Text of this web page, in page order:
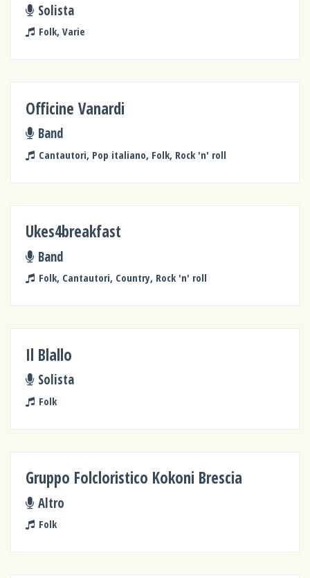
Solista
Folk, Varie
Officine Vanardi
Band
Cantautori, Pop italiano, Folk, Rock 'n' roll
Ukes4breakfast
Band
Folk, Cantautori, Country, Rock 'n' roll
Il Blallo
Solista
Folk
Gruppo Folcloristico Kokoni Brescia
Altro
Folk